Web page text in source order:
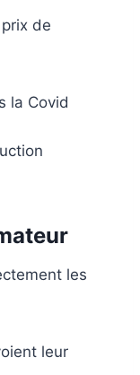
de
la Covid
les
leur